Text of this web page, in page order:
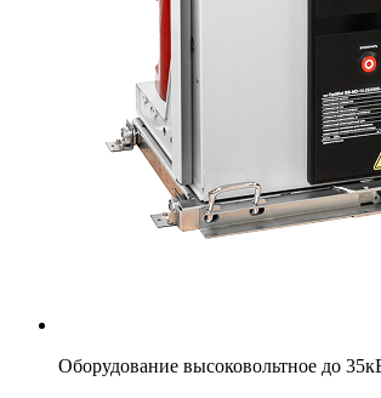
Оборудование высоковольтное до